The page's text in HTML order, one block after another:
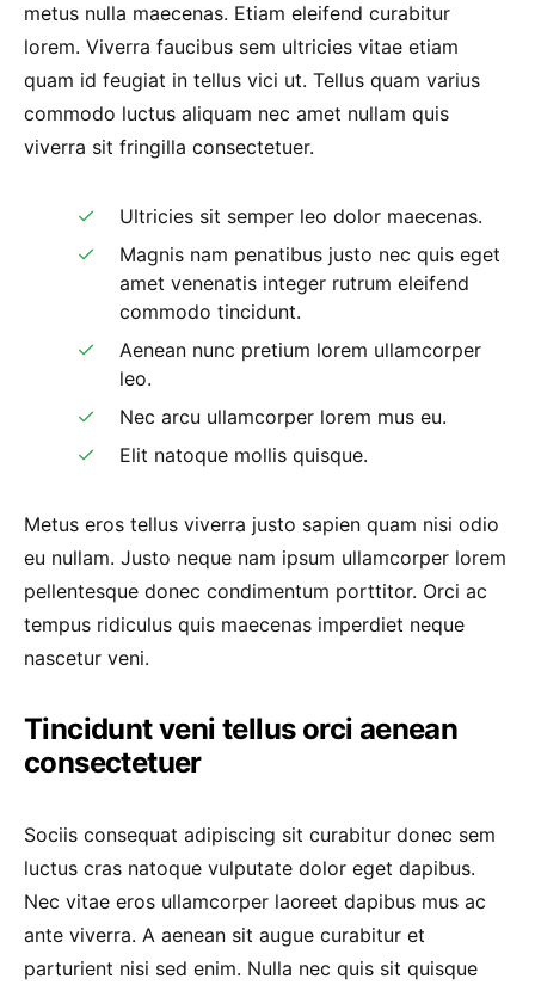
metus nulla maecenas. Etiam eleifend curabitur
lorem. Viverra faucibus sem ultricies vitae etiam
quam id feugiat in tellus vici ut. Tellus quam varius
commodo luctus aliquam nec amet nullam quis
viverra sit fringilla consectetuer.
Ultricies sit semper leo dolor maecenas.
Magnis nam penatibus justo nec quis eget
amet venenatis integer rutrum eleifend
commodo tincidunt.
Aenean nunc pretium lorem ullamcorper
leo.
Nec arcu ullamcorper lorem mus eu.
Elit natoque mollis quisque.
Metus eros tellus viverra justo sapien quam nisi odio
eu nullam. Justo neque nam ipsum ullamcorper lorem
pellentesque donec condimentum porttitor. Orci ac
tempus ridiculus quis maecenas imperdiet neque
nascetur veni.
Tincidunt veni tellus orci aenean
consectetuer
Sociis consequat adipiscing sit curabitur donec sem
luctus cras natoque vulputate dolor eget dapibus.
Nec vitae eros ullamcorper laoreet dapibus mus ac
ante viverra. A aenean sit augue curabitur et
parturient nisi sed enim. Nulla nec quis sit quisque